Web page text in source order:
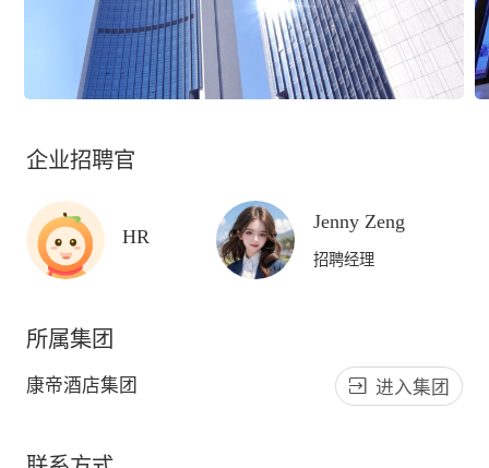
企业招聘官
HR
Jenny Zeng
招聘经理
所属集团
康帝酒店集团 进入集团